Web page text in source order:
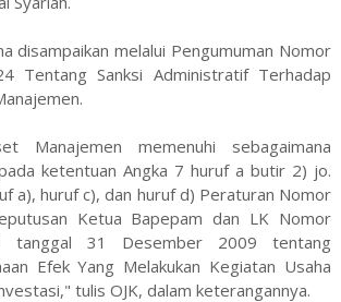
disampaikan melalui Pengumuman Nomor
Tentang Sanksi Administratif Terhadap
Manajemen memenuhi sebagaimana
ketentuan Angka 7 huruf a butir 2) jo.
a), huruf c), dan huruf d) Peraturan Nomor
Ketua Bapepam dan LK Nomor
tanggal 31 Desember 2009 tentang
Efek Yang Melakukan Kegiatan Usaha
tulis OJK, dalam keterangannya.